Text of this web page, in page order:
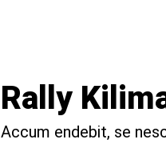
Rally
Accum endebit, se